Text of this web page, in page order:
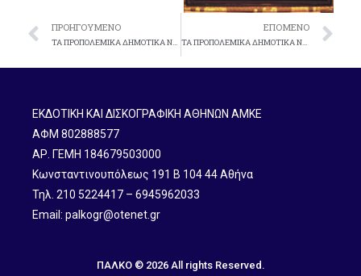
ΠΡΟΗΓΟΎΜΕΝΟ
TA ΠPOΠOΛEMIKA ΔHMOTIKA Nο 7 No 176
ΕΠΌΜΕΝΟ
TA ΠPOΠOΛEMIKA ΔHMOTIKA Nο 9 No 183
ΕΚΔΟΤΙΚΗ ΚΑΙ ΔΙΣΚΟΓΡΑΦΙΚΗ ΑΘΗΝΩΝ ΑΜΚΕ
ΑΦΜ 802888577
ΑΡ. ΓΕΜΗ 184679503000
Κωνσταντινουπόλεως 191 B 104 44 Αθήνα
Τηλ. 210 5224417 – 6945962033
Email: palkogr@otenet.gr
ΠΑΛΚΟ © 2026 All rights Reserved.